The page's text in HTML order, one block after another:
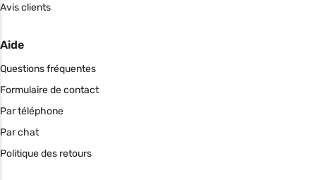
Avis clients
Aide
Questions fréquentes
Formulaire de contact
Par téléphone
Par chat
Politique des retours